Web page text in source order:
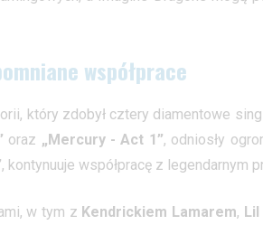
współprace
który zdobył cztery diamentowe
oraz „Mercury - Act 1”, odniosły
, kontynuuje współpracę z legendarnym
w tym z Kendrickiem Lamarem, Lil